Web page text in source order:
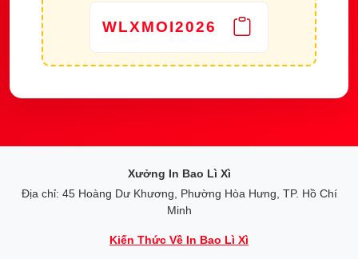
WLXMOI2026
Xưởng In Bao Lì Xì
Địa chỉ: 45 Hoàng Dư Khương, Phường Hòa Hưng, TP. Hồ Chí
Minh
Kiến Thức Về In Bao Lì Xì